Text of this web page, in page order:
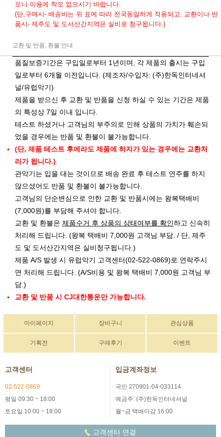
오니 이용에 착오 없으시기 바랍니다.
(단,구매시- 배송비는 위 표에 따라 전국동일하게 적용되고, 교환이나 반
품시- 제주도 및 도서산간지역은 실비로 청구됩니다.)
교환 및 반품, 환불 안내
품질보증기간은 구입일로부터 1년이며, 각 제품의 출시는 구입
일로부터 6개월 이전입니다. (제조자/수입자: (주)한독인터네셔
널/유럽악기)
제품을 받으신 후 교환 및 반품을 신청 하실 수 있는 기간은 제품
의 특성상 7일 이내 입니다.
테스트 하셨거나 고객님의 부주의로 인해 상품의 가치가 훼손되
었을 경우에는 반품 및 환불이 불가능합니다.
(단, 제품 테스트 후에라도 제품에 하자가 있는 경우에는 교환처
리가 됩니다.)
관악기는 입을 대는 것이므로 배송 완료 후 테스트 연주를 하지
않으셨어도 반품 및 환불이 불가능합니다.
고객님의 단순변심으로 인한 교환 및 반품시에는 왕복택배비
(7,000원)를 부담해 주셔야 합니다.
교환 및 환불은 제품수거 후 상품의 상태여부를 확인하고 신속히
처리해 드립니다. (왕복 택배비 7,000원 고객님 부담. / 단, 제주
도 및 도서산간지역은 실비청구됩니다.)
제품 A/S 발생 시 유럽악기 고객센터(02-522-0869)로 연락주시
면 처리해 드립니다. (A/S비용 및 왕복 택배비 7,000원 고객님 부
담.)
교환 및 반품 시 CJ대한통운만 가능합니다.
마이페이지 장바구니 관심상품
기획전 구매후기 이벤트
고객센터
02-522-0869
평일 09:30 ~ 18:00
토요일 10:00 ~ 18:00
입금계좌정보
국민 270901-04-033114
예금주: (주)한독인터네셔널
월~금 택배마감 16:00
고객센터 연결